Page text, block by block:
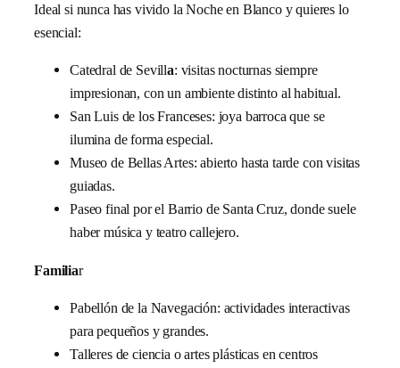
Ideal si nunca has vivido la Noche en Blanco y quieres lo
esencial:
Catedral de Sevilla: visitas nocturnas siempre
impresionan, con un ambiente distinto al habitual.
San Luis de los Franceses: joya barroca que se
ilumina de forma especial.
Museo de Bellas Artes: abierto hasta tarde con visitas
guiadas.
Paseo final por el Barrio de Santa Cruz, donde suele
haber música y teatro callejero.
Familiar
Pabellón de la Navegación: actividades interactivas
para pequeños y grandes.
Talleres de ciencia o artes plásticas en centros